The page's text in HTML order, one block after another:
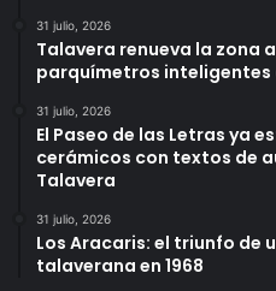
31 julio, 2026
Talavera renueva la zona
parquímetros inteligentes
31 julio, 2026
El Paseo de las Letras ya
cerámicos con textos de
Talavera
31 julio, 2026
Los Aracaris: el triunfo de
talaverana en 1968